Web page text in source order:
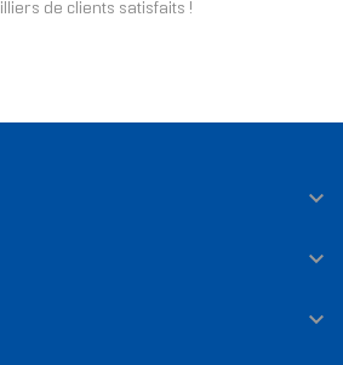
de clients satisfaits !


